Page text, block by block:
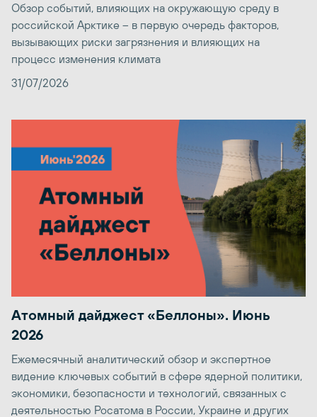
Обзор событий, влияющих на окружающую среду в
российской Арктике – в первую очередь факторов,
вызывающих риски загрязнения и влияющих на
процесс изменения климата
31/07/2026
Атомный дайджест «Беллоны». Июнь
2026
Ежемесячный аналитический обзор и экспертное
видение ключевых событий в сфере ядерной политики,
экономики, безопасности и технологий, связанных с
деятельностью Росатома в России, Украине и других